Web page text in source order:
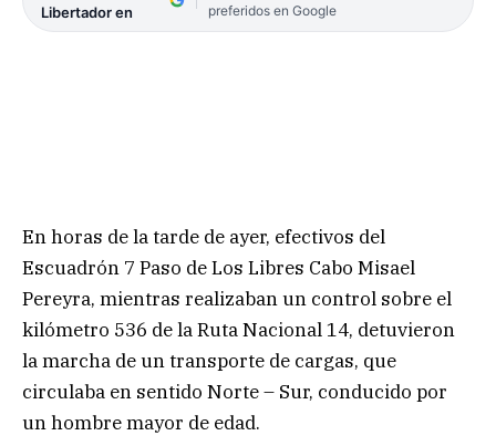
Libertador en
preferidos en Google
En horas de la tarde de ayer, efectivos del
Escuadrón 7 Paso de Los Libres Cabo Misael
Pereyra, mientras realizaban un control sobre el
kilómetro 536 de la Ruta Nacional 14, detuvieron
la marcha de un transporte de cargas, que
circulaba en sentido Norte – Sur, conducido por
un hombre mayor de edad.